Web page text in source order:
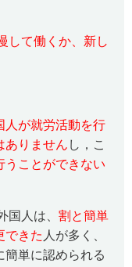
して働くか、新し
人が就労活動を行
ありません し，こ
うことができない
国人は、 割と簡単
できた 人が多く、
簡単に認められる